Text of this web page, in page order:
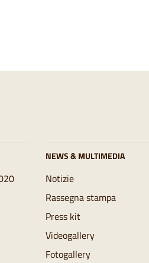
NEWS & MULTIMEDIA
Notizie
Rassegna stampa
Press kit
Videogallery
Fotogallery